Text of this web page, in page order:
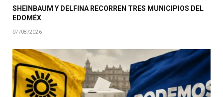
SHEINBAUM Y DELFINA RECORREN TRES MUNICIPIOS DEL
EDOMÉX
07/08/2026